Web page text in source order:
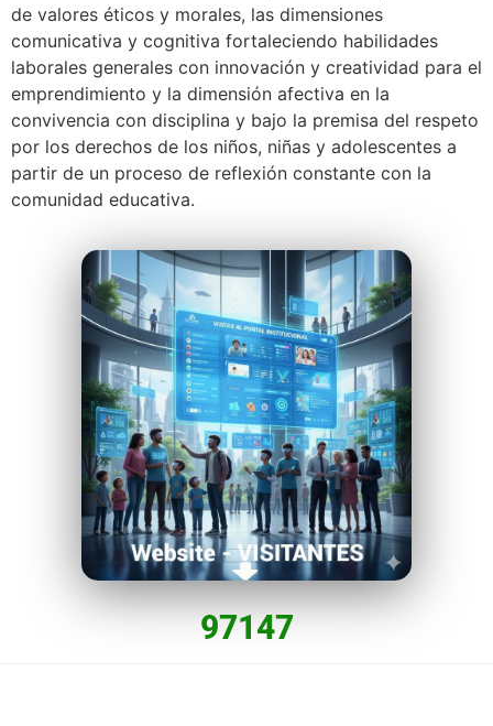
de valores éticos y morales, las dimensiones
comunicativa y cognitiva fortaleciendo habilidades
laborales generales con innovación y creatividad para el
emprendimiento y la dimensión afectiva en la
convivencia con disciplina y bajo la premisa del respeto
por los derechos de los niños, niñas y adolescentes a
partir de un proceso de reflexión constante con la
comunidad educativa.
97147